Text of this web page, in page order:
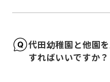
代田幼稚園と他園
すればいいですか？